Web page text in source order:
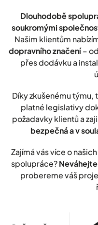
Dlouhodobě
soukromými
Našim klientům
dopravního značení–
přes dodávku a
Díky zkušenému týmu,
platné legislativy
požadavky klientů a
bezpečná a v
Zajímá vás více o
spolupráce?
probereme váš